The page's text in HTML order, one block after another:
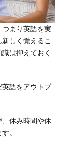
まり英語を実
しく覚えるこ
は抑えておく
英語をアウトプ
、休み時間や休
。